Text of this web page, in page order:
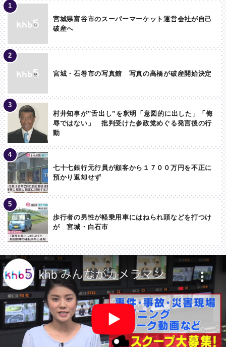
宮城県富谷市のスーパーマーケット運営会社が自己
破産へ
宮城・石巻市の写真館 写真の高橋が破産開始決定
村井知事が”舌出し”を釈明「意図的に出した」「侮
辱ではない」 批判受けた参政党めぐる発言後の行
動
七十七銀行元行員が顧客から１７００万円を不正に
預かり返却せず
歩行者の男性が軽乗用車にはねられ頭などを打つけ
が 宮城・白石市